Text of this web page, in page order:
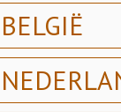
BELGIË